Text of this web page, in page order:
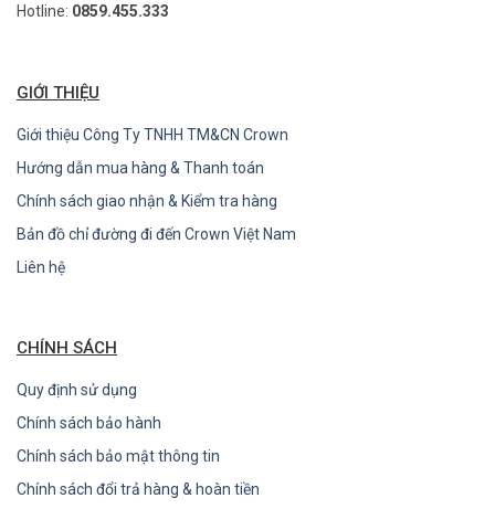
Hotline: 0859.455.333
GIỚI THIỆU
Giới thiệu Công Ty TNHH TM&CN Crown
Hướng dẫn mua hàng & Thanh toán
Chính sách giao nhận & Kiểm tra hàng
Bản đồ chỉ đường đi đến Crown Việt Nam
Liên hệ
CHÍNH SÁCH
Quy định sử dụng
Chính sách bảo hành
Chính sách bảo mật thông tin
Chính sách đổi trả hàng & hoàn tiền